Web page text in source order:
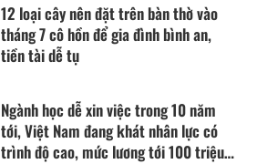
12 loại cây nên đặt trên bàn thờ vào
tháng 7 cô hồn để gia đình bình an,
tiền tài dễ tụ
Ngành học dễ xin việc trong 10 năm
tới, Việt Nam đang khát nhân lực có
trình độ cao, mức lương tới 100 triệu